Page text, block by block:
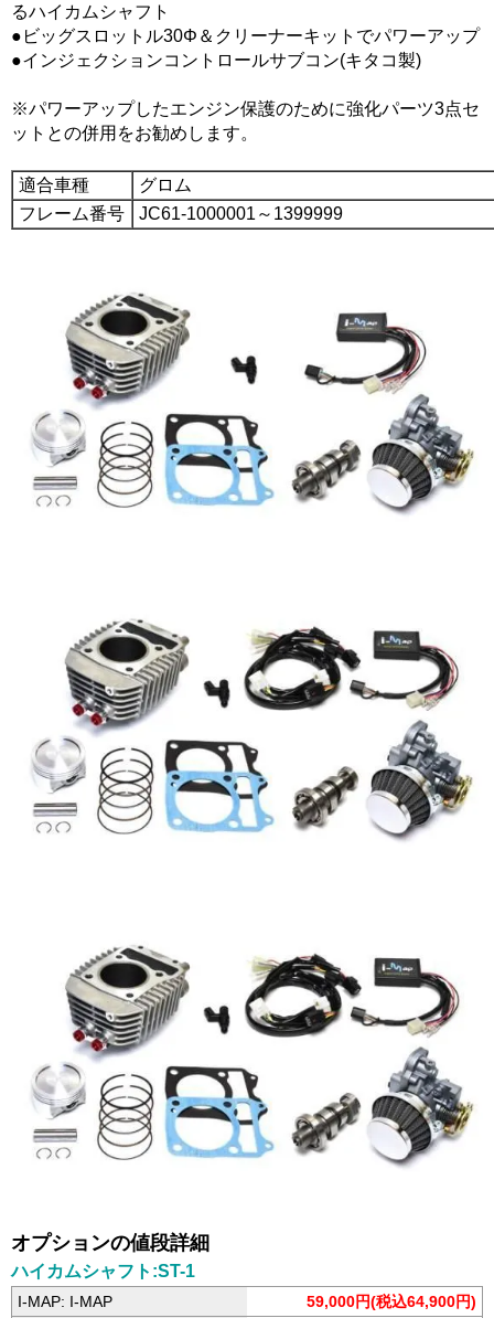
るハイカムシャフト
●ビッグスロットル30Φ＆クリーナーキットでパワーアップ
●インジェクションコントロールサブコン(キタコ製)
※パワーアップしたエンジン保護のために強化パーツ3点セ
ットとの併用をお勧めします。
適合車種
グロム
フレーム番号
JC61-1000001～1399999
オプションの値段詳細
ハイカムシャフト:ST-1
I-MAP: I-MAP 59,000円(税込64,900円)